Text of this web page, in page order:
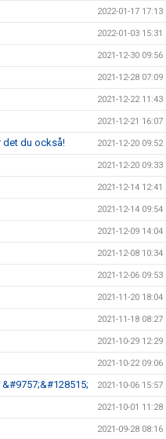
2022-01-17 17:13
2022-01-03 15:31
2021-12-30 09:56
2021-12-28 07:09
2021-12-22 11:43
2021-12-21 16:07
det du också! 2021-12-20 09:52
2021-12-20 09:33
2021-12-14 12:41
2021-12-14 09:54
2021-12-09 14:04
2021-12-08 10:34
2021-12-06 09:53
2021-11-20 18:04
2021-11-18 08:27
2021-10-29 12:29
2021-10-22 09:06
2021-10-06 15:57
2021-10-01 11:28
2021-09-28 08:16